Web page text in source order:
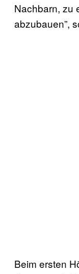
Nachbarn, zu
abzubauen”,
Beim ersten